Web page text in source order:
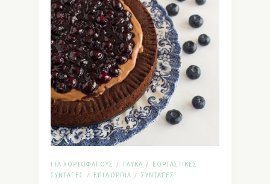
ΓΙΑ ΧΟΡΤΟΦΆΓΟΥΣ / ΓΛΥΚΆ /
ΕΟΡΤΑΣΤΙΚΈΣ
ΣΥΝΤΑΓΈΣ
/ ΕΠΙΔΌΡΠΙΑ / ΣΥΝΤΑΓΈΣ